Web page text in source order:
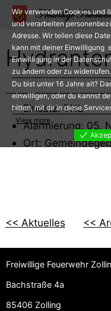
Zum
Inhalt
springen
Einsatz: THL
Alarmierung: 05.
Ort:
<< Aktuelles <<
Freiwillige Feuerwehr
Bachstraße 4a
85406 Zolling
Wir verwenden Cookies und
und verarbeiten
Adresse. Wir teilen diese
kann mit deiner Einwilligung
Einwilligung in der
zu ändern oder zu widerrufen.
Du bist unter 16 Jahre alt?
einwilligen, oder du kannst
bitten, mit dir in diese
View more